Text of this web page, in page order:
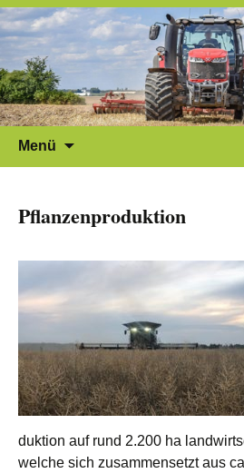
Menü
Pflanzenproduktion
duktion auf rund 2.200 ha
welche sich zusammensetzt aus